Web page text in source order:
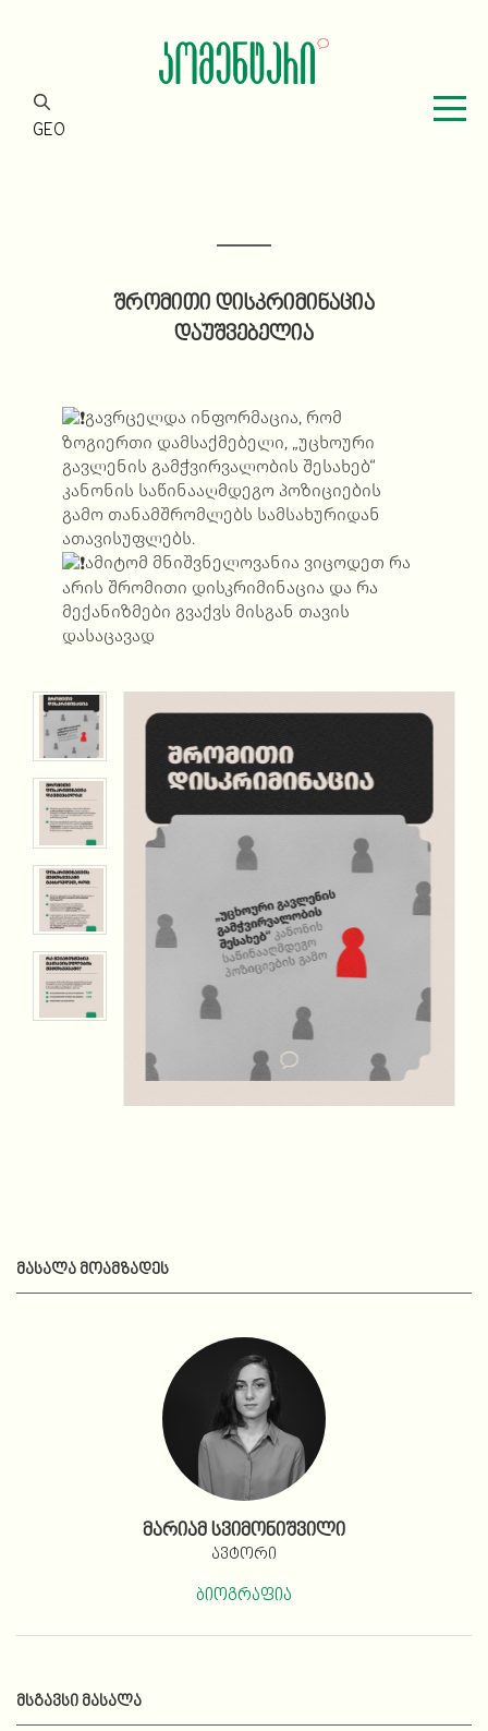
GEO
შრომითი დისკრიმინაცია
დაუშვებელია
გავრცელდა ინფორმაცია, რომ
ზოგიერთი დამსაქმებელი, „უცხოური
გავლენის გამჭვირვალობის შესახებ“
კანონის საწინააღმდეგო პოზიციების
გამო თანამშრომლებს სამსახურიდან
ათავისუფლებს.
ამიტომ მნიშვნელოვანია ვიცოდეთ რა
არის შრომითი დისკრიმინაცია და რა
მექანიზმები გვაქვს მისგან თავის
დასაცავად
ᲛᲐᲡᲐᲚᲐ ᲛᲝᲐᲛᲖᲐᲓᲔᲡ
მარიამ სვიმონიშვილი
ავტორი
ბიოგრაფია
ᲛᲡᲒᲐᲕᲡᲘ ᲛᲐᲡᲐᲚᲐ